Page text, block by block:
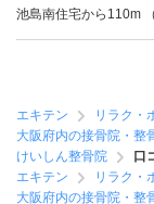
池島南住宅から110m
エキテン リラク・
大阪府内の接骨院・整
けいしん整骨院
口
エキテン
リラク・
大阪府内の接骨院・整